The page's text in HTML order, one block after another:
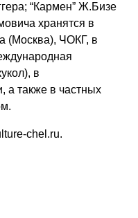
“Кармен” Ж.Бизе
хранятся в
(Москва), ЧОКГ, в
в
а также в частных
chel.ru.